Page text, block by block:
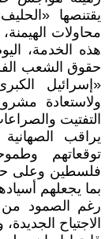
يقتنصها
محاولات
هذه الخدمة،
حقوق الشعب
«إسرائيل
ولاستعادة
التفتيت
يراقب
توقعاتهم
فلسطين وعلى
بما يجعلهم
رغم الصمود
الاجتياح